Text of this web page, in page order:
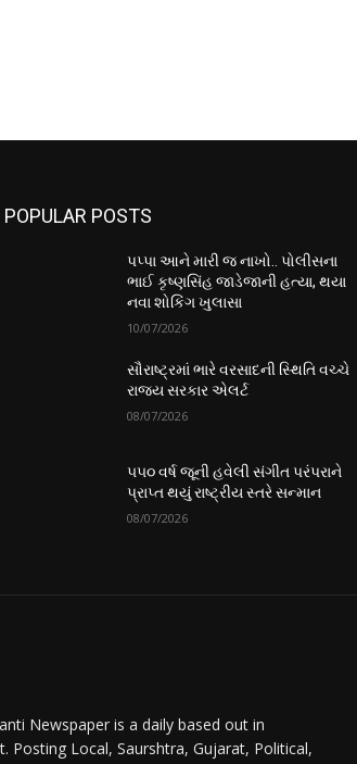
POPULAR POSTS
પપ્પા આને મારી જ નાખો.. પોલીસના
ભાઈ કૃષ્ણસિંહ જાડેજાની હત્યા, થયા
નવા શોકિંગ ખુલાસા
10/07/2026
સૌરાષ્ટ્રમાં ભારે વરસાદની સ્થિતિ વચ્ચે
રાજ્ય સરકાર એલર્ટ
08/07/2026
૫૫૦ વર્ષ જૂની હવેલી સંગીત પરંપરાને
પ્રાપ્ત થયું રાષ્ટ્રીય સ્તરે સન્માન
08/07/2026
Newspaper is a daily based out in
Posting Local, Saurshtra, Gujarat, Political,